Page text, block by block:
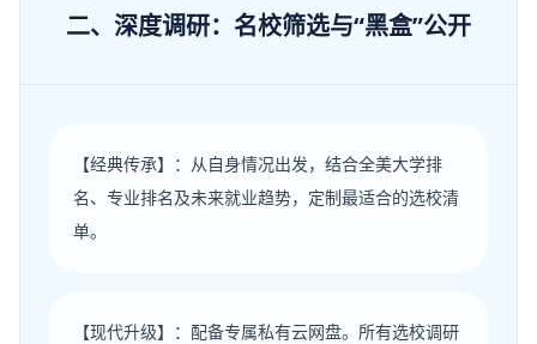
二、深度调研：名校筛选与“黑盒”公开
【经典传承】：从自身情况出发，结合全美大学排
名、专业排名及未来就业趋势，定制最适合的选校清
单。
【现代升级】：配备专属私有云网盘。所有选校调研